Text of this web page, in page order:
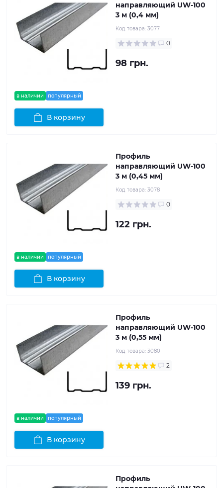
в наличии популярный
направляющий UW-100
3 м (0,4 мм)
Код товара: 3077
0
98 грн.
В корзину
в наличии популярный
Профиль
направляющий UW-100
3 м (0,45 мм)
Код товара: 3078
0
122 грн.
В корзину
в наличии популярный
Профиль
направляющий UW-100
3 м (0,55 мм)
Код товара: 3080
2
139 грн.
В корзину
Профиль